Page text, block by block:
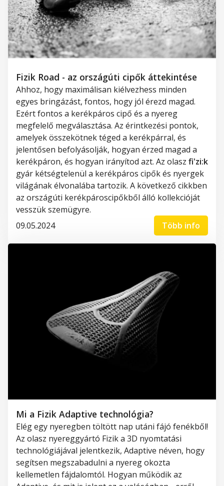
Fizik Road - az országúti cipők áttekintése
Ahhoz, hogy maximálisan kiélvezhess minden
egyes bringázást, fontos, hogy jól érezd magad.
Ezért fontos a kerékpáros cipő és a nyereg
megfelelő megválasztása. Az érintkezési pontok,
amelyek összekötnek téged a kerékpárral, és
jelentősen befolyásolják, hogyan érzed magad a
kerékpáron, és hogyan irányítod azt. Az olasz fi'zi:k
gyár kétségtelenül a kerékpáros cipők és nyergek
világának élvonalába tartozik. A következő cikkben
az országúti kerékpároscipőkből álló kollekcióját
vesszük szemügyre.
09.05.2024
Több info
Mi a Fizik Adaptive technológia?
Elégegy nyeregben töltött nap utáni fájó fenékből!
Az olasz nyereggyártó Fizika 3D nyomtatási
technológiájával jelentkezik, Adaptive néven, hogy
segítsen megszabadulni a nyeregokozta
kellemetlen fájdalomtól. Hogyan működik az